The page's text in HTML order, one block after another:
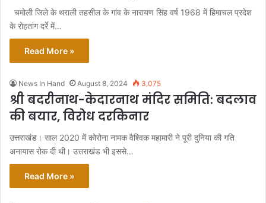
चमोली जिले के थराली तहसील के गांव के नारायण सिंह वर्ष 1968 में हिमाचल प्रदेश
के रोहतांग दर्रे में…
Read More »
News In Hand August 8, 2024 3,075
श्री बदरीनाथ-केदारनाथ मंदिर समिति: बदलाव
की बयार, विरोध दरकिनार
उत्तराखंड। साल 2020 में कोरोना नामक वैश्विक महामारी ने पूरी दुनिया की गति
अनायास रोक दी थी। उत्तराखंड भी इससे…
Read More »